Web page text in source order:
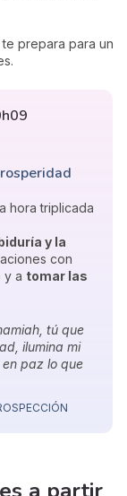
prepara para un
hora triplicada
y la
con
y a tomar las
tú que
ilumina mi
paz lo que